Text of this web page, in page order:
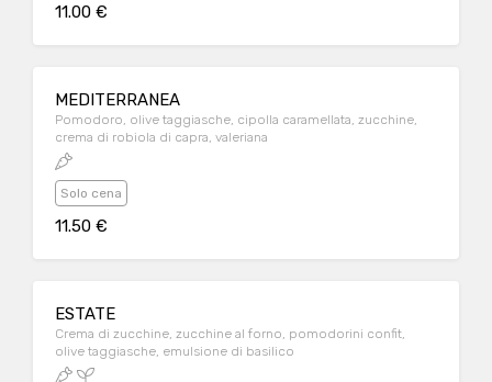
11.00 €
MEDITERRANEA
Pomodoro, olive taggiasche, cipolla caramellata, zucchine,
crema di robiola di capra, valeriana
Solo cena
11.50 €
ESTATE
Crema di zucchine, zucchine al forno, pomodorini confit,
olive taggiasche, emulsione di basilico